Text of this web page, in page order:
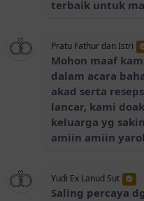
terbaik untuk
Pratu Fathur dan Istri
Mohon maaf
dalam acara
akad serta
lancar, kami
keluarga yg
amiin amiin
Yudi Ex Lanud Sut
Saling percaya